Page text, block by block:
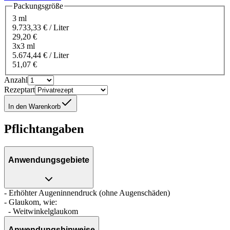
Packungsgröße
3 ml
9.733,33 € / Liter
29,20 €
3x3 ml
5.674,44 € / Liter
51,07 €
Anzahl
Rezeptart
In den Warenkorb
Pflichtangaben
Anwendungsgebiete
- Erhöhter Augeninnendruck (ohne Augenschäden)
- Glaukom, wie:
- Weitwinkelglaukom